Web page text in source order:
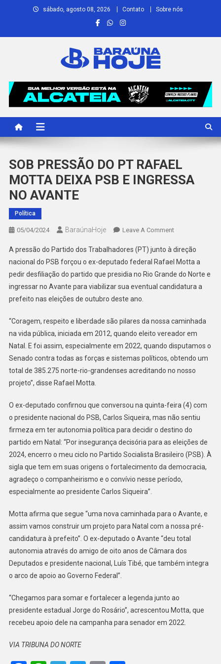
sábado, agosto 08, 2026 Contato Sobre nós
Baraúna Hoje
SOB PRESSÃO DO PT RAFAEL
MOTTA DEIXA PSB E INGRESSA
NO AVANTE
Política
05/04/2024 BaraúnaHoje Leave A CommentOn
PRESSÃO
DO
PT
RAFAEL
PSB
E
INGRESSA
NO
A pressão do Partido dos Trabalhadores (PT) junto à direção
nacional do PSB forçou o ex-deputado federal Rafael Motta a
pedir desfiliação do partido que presidia no Rio Grande do Norte e
ingressar no Avante para viabilizar sua eventual candidatura a
prefeito nas eleições de outubro deste ano.
“Coragem, respeito e liberdade são pilares da nossa caminhada
na vida pública, iniciada em 2012, quando eleito vereador em
Natal. E foi assim, especialmente em 2022, quando disputamos o
Senado contra todas as forças e sistemas políticos, obtendo um
total de 385.275 norte-rio-grandenses acreditando no nosso
projeto”, disse Rafael Motta.
O ex-deputado confirnou que conversou na quinta-feira (4) com
o presidente nacional do PSB, Carlos Siqueira, mas não sentiu
firmeza em ter autonomia política para decidir o destino do
partido em Natal: “Por insegurança decisória para as eleições de
2024, encerro o meu ciclo no Partido Socialista Brasileiro (PSB). À
sigla que tem em suas origens o fortalecimento da democracia,
agradeço o companheirismo e o convívio nesse período,
especialmente ao presidente Carlos Siqueira”.
Motta afirma que segue “uma nova caminhada para o Avante, e
assim vamos construir um projeto para Natal com a nossa pré-
candidatura à prefeito”. O ex-deputado o Avante “deu total
autonomia através do amigo de oito anos de Câmara dos
Deputados e presidente nacional, Luís Tibé, que também integra
o arco de apoio ao Governo Federal”.
“Chegamos para somar e fortalecer a legenda junto ao
presidente estadual Jorge do Rosário”, acrescentou Motta, que
recebeu apoio dele na campanha para senador em 2022.
VIA TRIBUNA DO NORTE